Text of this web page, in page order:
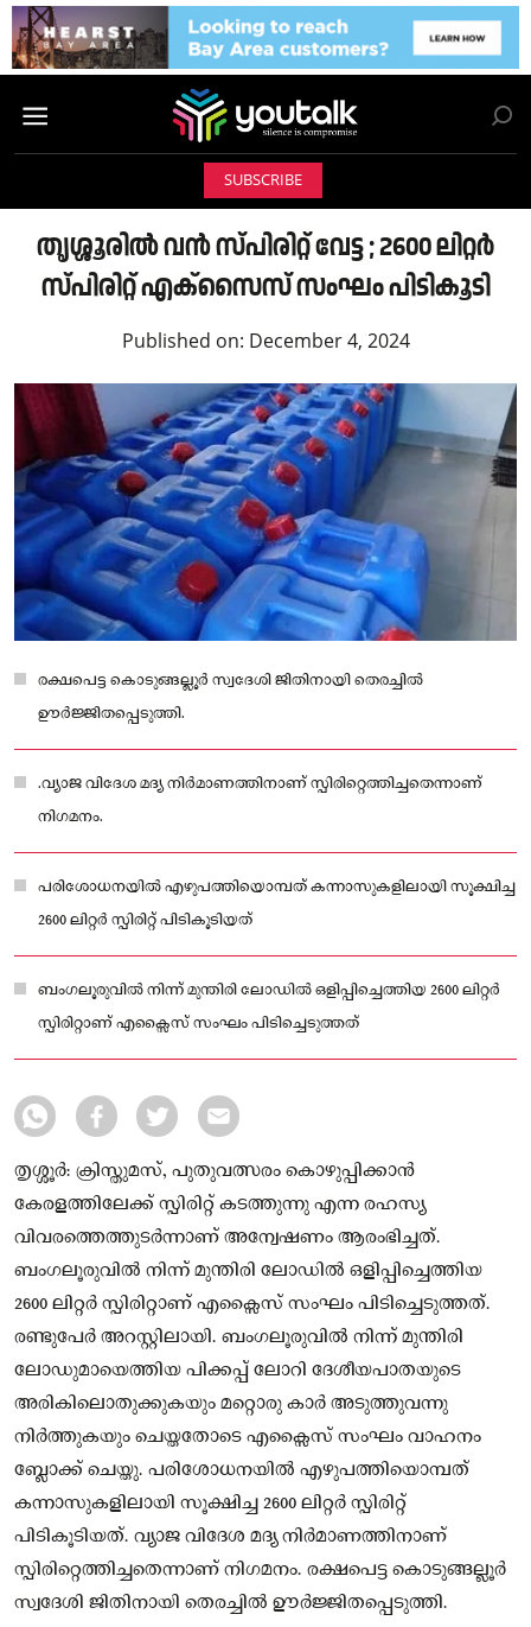
SUBSCRIBE
തൃശ്ശൂരിൽ വൻ സ്പിരിറ്റ് വേട്ട ; 2600 ലിറ്റര്‍
സ്പിരിറ്റ് എക്സൈസ് സംഘം പിടികൂടി
Published on: December 4, 2024
രക്ഷപെട്ട കൊടുങ്ങല്ലൂര്‍ സ്വദേശി ജിതിനായി തെരച്ചില്‍
ഊര്‍ജ്ജിതപ്പെടുത്തി.
.വ്യാജ വിദേശ മദ്യ നിര്‍മാണത്തിനാണ് സ്പിരിറ്റെത്തിച്ചതെന്നാണ്
നിഗമനം.
പരിശോധനയിൽ എഴുപത്തിയൊമ്പത് കന്നാസുകളിലായി സൂക്ഷിച്ച
2600 ലിറ്റര്‍ സ്പിരിറ്റ് പിടികൂടിയത്
ബംഗലൂരുവില്‍ നിന്ന് മുന്തിരി ലോഡില്‍ ഒളിപ്പിച്ചെത്തിയ 2600 ലിറ്റര്‍
സ്പിരിറ്റാണ് എക്സൈസ് സംഘം പിടിച്ചെടുത്തത്
തൃശ്ശൂർ: ക്രിസ്തുമസ്, പുതുവത്സരം കൊഴുപ്പിക്കാന്‍
കേരളത്തിലേക്ക് സ്പിരിറ്റ് കടത്തുന്നു എന്ന രഹസ്യ
വിവരത്തെത്തുടര്‍ന്നാണ് അന്വേഷണം ആരംഭിച്ചത്.
ബംഗലൂരുവില്‍ നിന്ന് മുന്തിരി ലോഡില്‍ ഒളിപ്പിച്ചെത്തിയ
2600 ലിറ്റര്‍ സ്പിരിറ്റാണ് എക്സൈസ് സംഘം പിടിച്ചെടുത്തത്.
രണ്ടുപേര്‍ അറസ്റ്റിലായി. ബംഗലൂരുവില്‍ നിന്ന് മുന്തിരി
ലോഡുമായെത്തിയ പിക്കപ്പ് ലോറി ദേശീയപാതയുടെ
അരികിലൊതുക്കുകയും മറ്റൊരു കാര്‍ അടുത്തുവന്നു
നിര്‍ത്തുകയും ചെയ്തതോടെ എക്സൈസ് സംഘം വാഹനം
ബ്ലോക്ക് ചെയ്തു. പരിശോധനയിൽ എഴുപത്തിയൊമ്പത്
കന്നാസുകളിലായി സൂക്ഷിച്ച 2600 ലിറ്റര്‍ സ്പിരിറ്റ്
പിടികൂടിയത്. വ്യാജ വിദേശ മദ്യ നിര്‍മാണത്തിനാണ്
സ്പിരിറ്റെത്തിച്ചതെന്നാണ് നിഗമനം. രക്ഷപെട്ട കൊടുങ്ങല്ലൂര്‍
സ്വദേശി ജിതിനായി തെരച്ചില്‍ ഊര്‍ജ്ജിതപ്പെടുത്തി.